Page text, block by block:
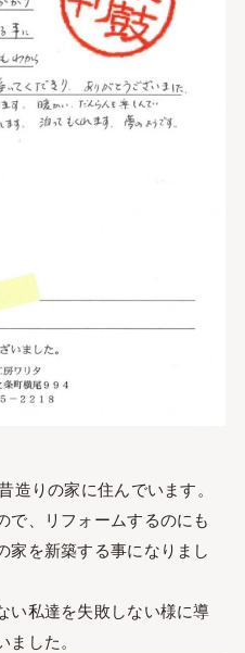
造りの家に住んでいます。
で、リフォームするのにも
家を新築する事になりまし
い私達を失敗しない様に導
した。